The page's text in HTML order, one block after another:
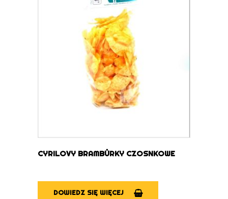
DOWIEDZ SIĘ WIĘCEJ
CYRILOVY BRAMBŮRKY CZOSNKOWE
DOWIEDZ SIĘ WIĘCEJ